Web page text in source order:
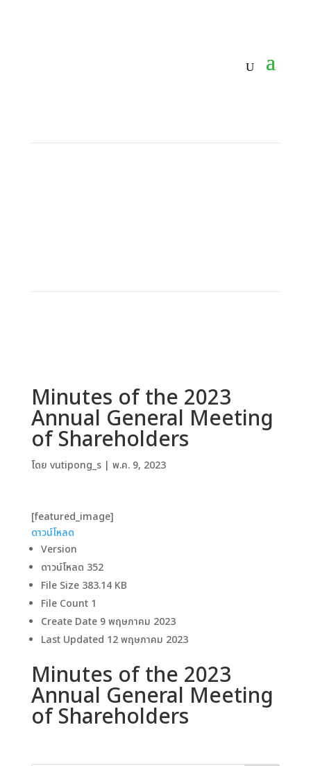
Minutes of the 2023
Annual General Meeting
of Shareholders
โดย vutipong_s| พ.ค. 9, 2023
[featured_image]
ดาวน์โหลด
Version
ดาวน์โหลด 352
File Size 383.14 KB
File Count 1
Create Date 9 พฤษภาคม 2023
Last Updated 12 พฤษภาคม 2023
Minutes of the 2023
Annual General Meeting
of Shareholders